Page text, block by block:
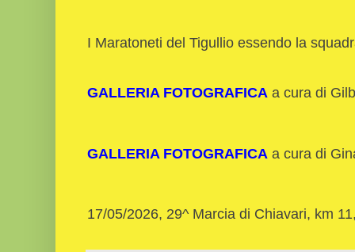
I Maratoneti del Tigullio essendo la
GALLERIA FOTOGRAFICA a cura di
GALLERIA FOTOGRAFICA a cura di
17/05/2026, 29^ Marcia di Chiavari, km